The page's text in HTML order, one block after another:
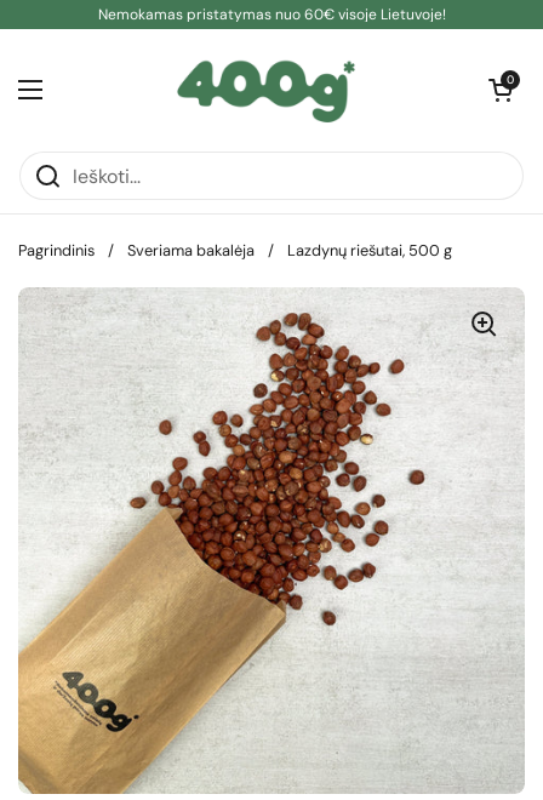
Pereiti prie turinioNemokamas pristatymas nuo 60€ visoje Lietuvoje!
Atidaryti meniu
Atidaryti
0
Pagrindinis / Sveriama bakalėja / Lazdynų riešutai, 500 g